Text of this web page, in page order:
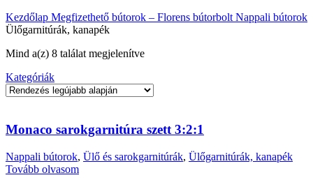
Kezdőlap Megfizethető bútorok – Florens bútorbolt Nappali bútorok
Ülőgarnitúrák, kanapék
Mind a(z) 8 találat megjelenítveSorted
Kategóriák
Monaco sarokgarnitúra szett 3:2:1
Nappali bútorok, Ülő és sarokgarnitúrák, Ülőgarnitúrák, kanapék
Tovább olvasom